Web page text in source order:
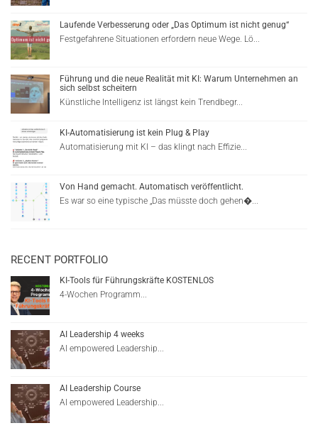
Laufende Verbesserung oder „Das Optimum ist nicht genug“
Festgefahrene Situationen erfordern neue Wege. Lö...
Führung und die neue Realität mit KI: Warum Unternehmen an
sich selbst scheitern
Künstliche Intelligenz ist längst kein Trendbegr...
KI-Automatisierung ist kein Plug & Play
Automatisierung mit KI – das klingt nach Effizie...
Von Hand gemacht. Automatisch veröffentlicht.
Es war so eine typische „Das müsste doch gehen�...
RECENT PORTFOLIO
KI-Tools für Führungskräfte KOSTENLOS
4-Wochen Programm...
AI Leadership 4 weeks
AI empowered Leadership...
AI Leadership Course
AI empowered Leadership...